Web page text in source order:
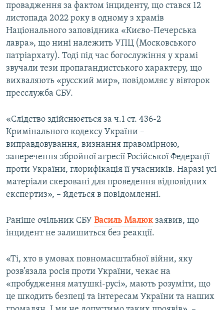
провадження за фактом інциденту, що стався 12
листопада 2022 року в одному з храмів
Національного заповідника «Києво-Печерська
лавра», що нині належить УПЦ (Московського
патріархату). Тоді під час богослужіння у храмі
звучали тези пропагандистського характеру, що
вихваляють «русский мир», повідомляє у вівторок
пресслужба СБУ.
«Слідство здійснюється за ч.1 ст. 436-2
Кримінального кодексу України –
виправдовування, визнання правомірною,
заперечення збройної агресії Російської Федерації
проти України, глорифікація її учасників. Наразі усі
матеріали скеровані для проведення відповідних
експертиз», – йдеться в повідомленні.
Раніше очільник СБУ Василь Малюкзаявив, що
інцидент не залишиться без реакції.
«Ті, хто в умовах повномасштабної війни, яку
розв’язала росія проти України, чекає на
«пробудження матушкі-русі», мають розуміти, що
це шкодить безпеці та інтересам України та наших